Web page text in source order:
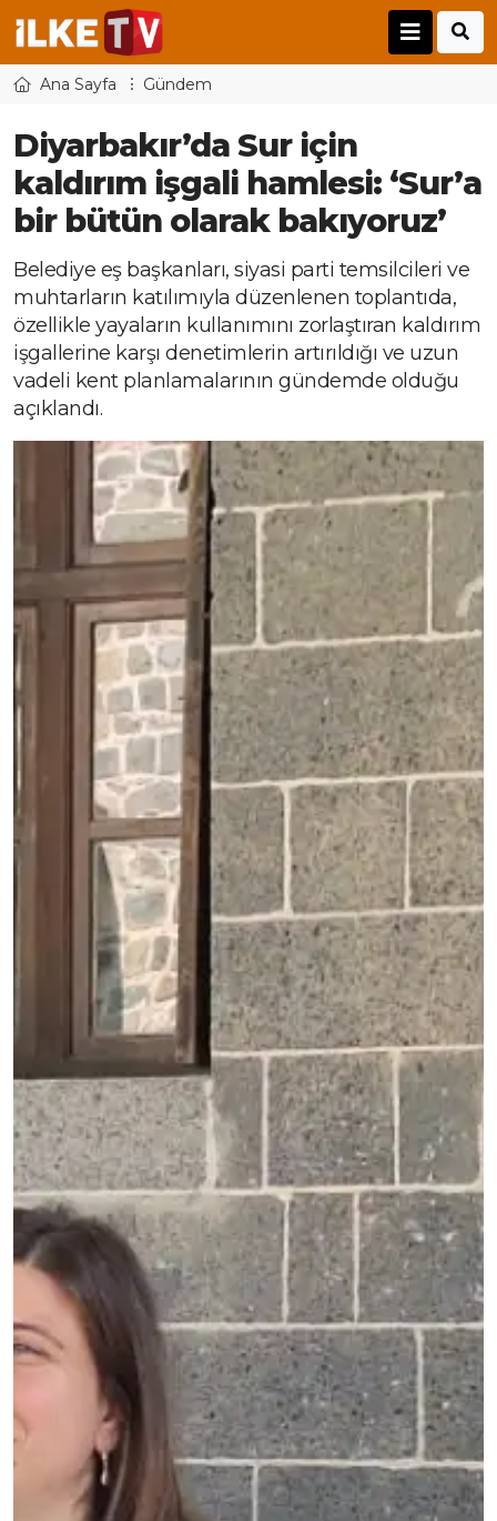
Ana Sayfa Gündem
Diyarbakır’da Sur için
kaldırım işgali hamlesi: ‘Sur’a
bir bütün olarak bakıyoruz’
Belediye eş başkanları, siyasi parti temsilcileri ve
muhtarların katılımıyla düzenlenen toplantıda,
özellikle yayaların kullanımını zorlaştıran kaldırım
işgallerine karşı denetimlerin artırıldığı ve uzun
vadeli kent planlamalarının gündemde olduğu
açıklandı.